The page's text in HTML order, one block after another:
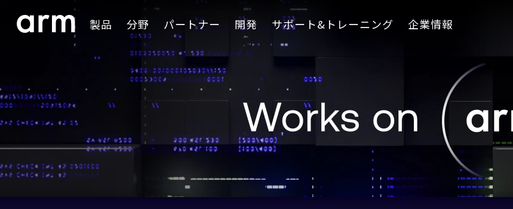
Skip to Main Content
Skip to Footer 製品 分野 パートナー 開発 サポート&トレーニング 企業情報